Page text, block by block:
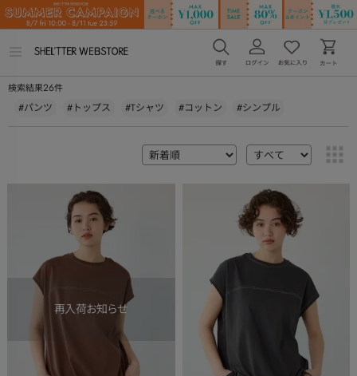
ー
を
検索結果26件
#パンツ #トップス #Tシャツ #コットン #シンプル